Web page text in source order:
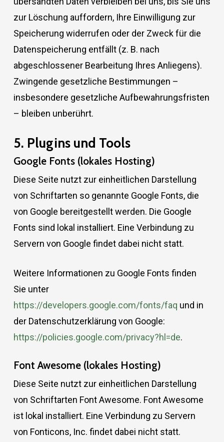
zur Löschung auffordern, Ihre Einwilligung zur
Speicherung widerrufen oder der Zweck für die
Datenspeicherung entfällt (z. B. nach
abgeschlossener Bearbeitung Ihres Anliegens).
Zwingende gesetzliche Bestimmungen –
insbesondere gesetzliche Aufbewahrungsfristen
– bleiben unberührt.
5. Plugins und Tools
Google Fonts (lokales Hosting)
Diese Seite nutzt zur einheitlichen Darstellung
von Schriftarten so genannte Google Fonts, die
von Google bereitgestellt werden. Die Google
Fonts sind lokal installiert. Eine Verbindung zu
Servern von Google findet dabei nicht statt.
Weitere Informationen zu Google Fonts finden
Sie unter
https://developers.google.com/fonts/faq und in
der Datenschutzerklärung von Google:
https://policies.google.com/privacy?hl=de.
Font Awesome (lokales Hosting)
Diese Seite nutzt zur einheitlichen Darstellung
von Schriftarten Font Awesome. Font Awesome
ist lokal installiert. Eine Verbindung zu Servern
von Fonticons, Inc. findet dabei nicht statt.